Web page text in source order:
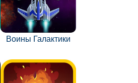
Воины Галактики